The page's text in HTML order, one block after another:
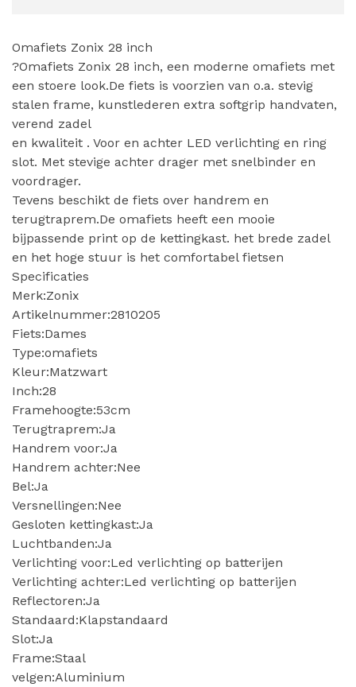
Omafiets Zonix 28 inch
?Omafiets Zonix 28 inch, een moderne omafiets met
een stoere look.De fiets is voorzien van o.a. stevig
stalen frame, kunstlederen extra softgrip handvaten,
verend zadel
en kwaliteit . Voor en achter LED verlichting en ring
slot. Met stevige achter drager met snelbinder en
voordrager.
Tevens beschikt de fiets over handrem en
terugtraprem.De omafiets heeft een mooie
bijpassende print op de kettingkast. het brede zadel
en het hoge stuur is het comfortabel fietsen
Specificaties
Merk:Zonix
Artikelnummer:2810205
Fiets:Dames
Type:omafiets
Kleur:Matzwart
Inch:28
Framehoogte:53cm
Terugtraprem:Ja
Handrem voor:Ja
Handrem achter:Nee
Bel:Ja
Versnellingen:Nee
Gesloten kettingkast:Ja
Luchtbanden:Ja
Verlichting voor:Led verlichting op batterijen
Verlichting achter:Led verlichting op batterijen
Reflectoren:Ja
Standaard:Klapstandaard
Slot:Ja
Frame:Staal
velgen:Aluminium